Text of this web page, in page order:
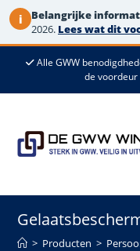
i Belangrijke
2026. Lees wat dit
de
Alle GWW
de
> Producten >